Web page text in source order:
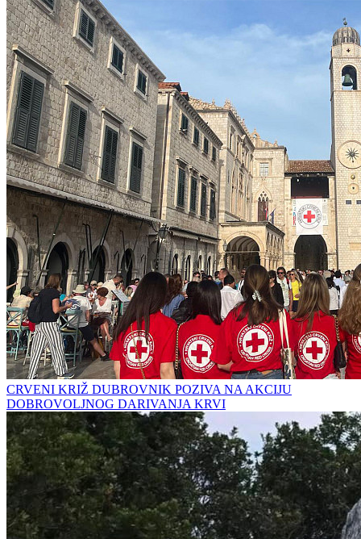
CRVENI KRIŽ DUBROVNIK POZIVA NA AKCIJU
DOBROVOLJNOG DARIVANJA KRVI